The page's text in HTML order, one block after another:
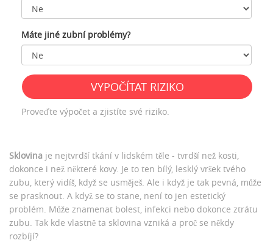
Máte jiné zubní problémy?
VYPOČÍTAT RIZIKO
Proveďte výpočet a zjistíte své riziko.
Sklovina je nejtvrdší tkání v lidském těle - tvrdší než kosti,
dokonce i než některé kovy. Je to ten bílý, lesklý vršek tvého
zubu, který vidíš, když se usměješ. Ale i když je tak pevná, může
se prasknout. A když se to stane, není to jen estetický
problém. Může znamenat bolest, infekci nebo dokonce ztrátu
zubu. Tak kde vlastně ta sklovina vzniká a proč se někdy
rozbíjí?